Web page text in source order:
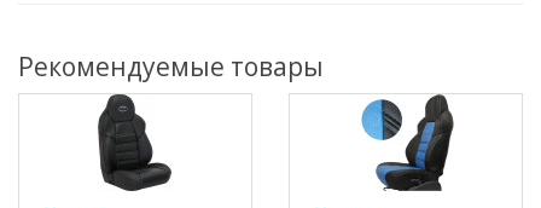
Рекомендуемые товары